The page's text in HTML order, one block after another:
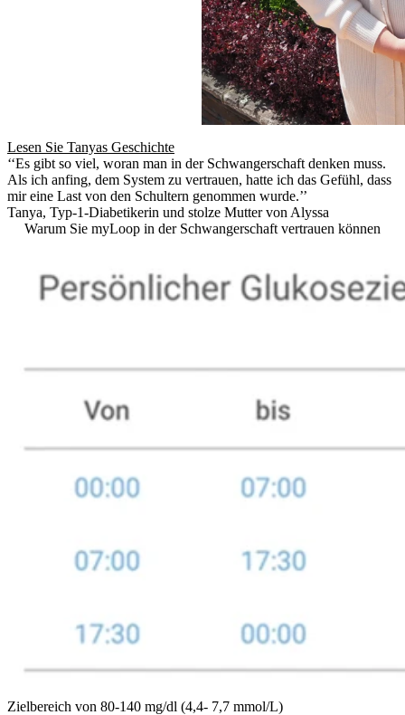
Lesen Sie Tanyas Geschichte
‘‘Es gibt so viel, woran man in der Schwangerschaft denken muss.
Als ich anfing, dem System zu vertrauen, hatte ich das Gefühl, dass
mir eine Last von den Schultern genommen wurde.’’
Tanya, Typ-1-Diabetikerin und stolze Mutter von Alyssa
Warum Sie myLoop in der Schwangerschaft vertrauen können
Zielbereich von 80-140 mg/dl (4,4- 7,7 mmol/L)